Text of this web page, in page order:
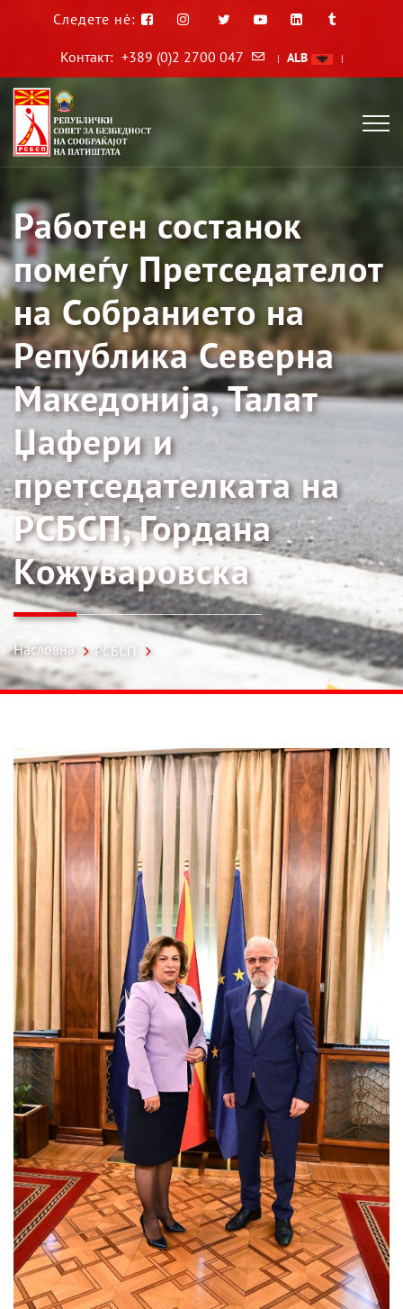
Следете нè:
Контакт: +389 (0)2 2700 047 | ALB |
Работен состанок
помеѓу Претседателот
на Собранието на
Република Северна
Македонија, Талат
Џафери и
претседателката на
РСБСП, Гордана
Кожуваровска
Насловна РСБСП